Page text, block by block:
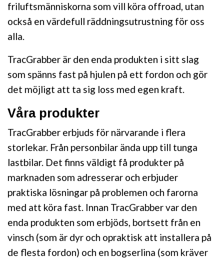
friluftsmänniskorna som vill köra offroad, utan
också en värdefull räddningsutrustning för oss
alla.
TracGrabber är den enda produkten i sitt slag
som spänns fast på hjulen på ett fordon och gör
det möjligt att ta sig loss med egen kraft.
Våra produkter
TracGrabber erbjuds för närvarande i flera
storlekar. Från personbilar ända upp till tunga
lastbilar. Det finns väldigt få produkter på
marknaden som adresserar och erbjuder
praktiska lösningar på problemen och farorna
med att köra fast. Innan TracGrabber var den
enda produkten som erbjöds, bortsett från en
vinsch (som är dyr och opraktisk att installera på
de flesta fordon) och en bogserlina (som kräver